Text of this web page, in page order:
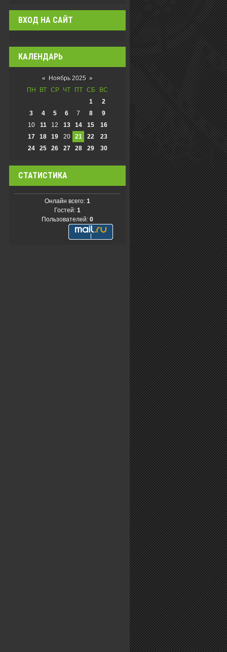
ВХОД НА САЙТ
КАЛЕНДАРЬ
« Ноябрь 2025 »
ПН
ВТ СР ЧТ ПТ СБ
ВС
1
2
3
4 5 6 7 8
9
10
11 12 13 14 15
16
17
18 19 20 21 22
23
24
25 26 27 28 29 30
СТАТИСТИКА
Онлайн всего: 1
Гостей: 1
Пользователей: 0